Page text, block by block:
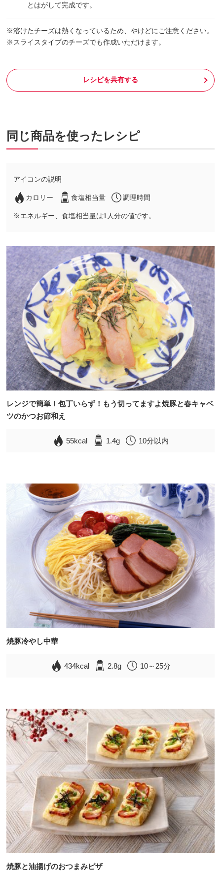
とはがして完成です。
※溶けたチーズは熱くなっているため、やけどにご注意ください。
※スライスタイプのチーズでも作成いただけます。
レシピを共有する
同じ商品を使ったレシピ
アイコンの説明
カロリー 食塩相当量 調理時間
※エネルギー、食塩相当量は1人分の値です。
レンジで簡単！包丁いらず！もう切ってますよ焼豚と春キャベ
ツのかつお節和え
55kcal 1.4g 10分以内
焼豚冷やし中華
434kcal 2.8g 10～25分
焼豚と油揚げのおつまみピザ